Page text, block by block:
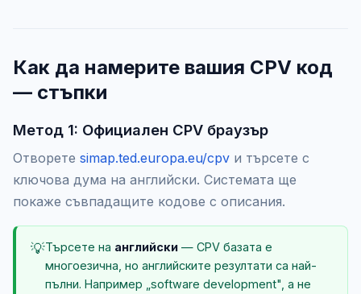
Как да намерите вашия CPV код
— стъпки
Метод 1: Официален CPV браузър
Отворете simap.ted.europa.eu/cpv и търсете с
ключова дума на английски. Системата ще
покаже съвпадащите кодове с описания.
💡Търсете на английски — CPV базата е
многоезична, но английските резултати са най-
пълни. Например „software development", а не